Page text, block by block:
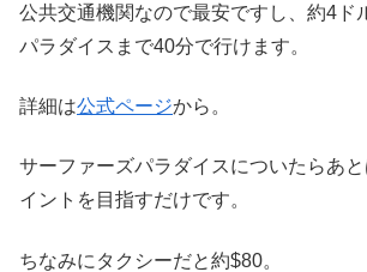
公共交通機関なので最安ですし、約4ド
パラダイスまで40分で行けます。
詳細は公式ページから。
サーファーズパラダイスについたらあ
イントを目指すだけです。
ちなみにタクシーだと約$80。